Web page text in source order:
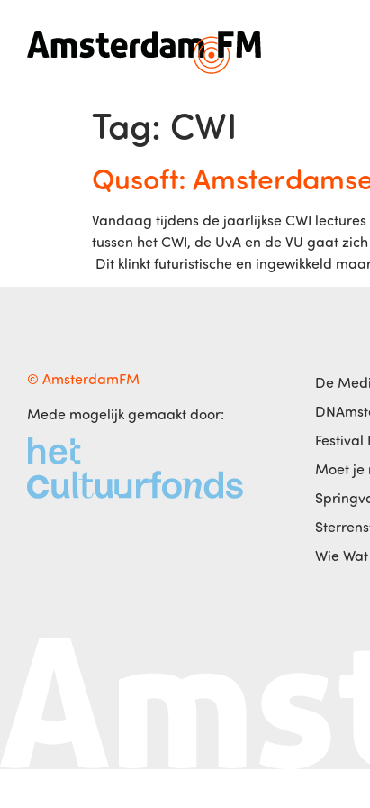
Tag: CWI
Qusoft:
Vandaag tijdens de jaarlijkse CWI
tussen het CWI, de UvA en de VU gaat
Dit klinkt futuristische en ingewikkeld
© AmsterdamFM
Mede mogelijk gemaakt door:
De
Festival
Moet je
Wie